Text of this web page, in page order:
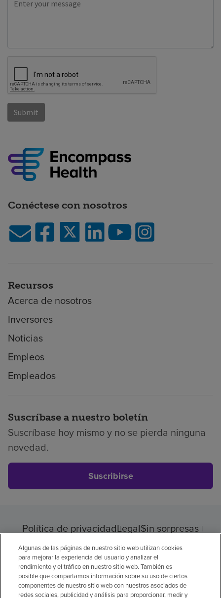
Conéctese con nosotros
Recursos
Acerca de nosotros
Inversores
Noticias
Empleos
Empleados
Suscríbase a nuestro boletín
Suscríbase hoy mismo y no se pierda ninguna
novedad.
Suscribirse
Política de privacidadLegalSin sorpresas
AccesibilidadSi no habla inglés
Aviso de no discriminación
Cumplimiento de los proveedores
Transparencia de precios
Algunas de las páginas de nuestro sitio web utilizan cookies
para mejorar la experiencia del usuario y analizar el
rendimiento y el tráfico en nuestro sitio web. También es
posible que compartamos información sobre su uso de ciertos
componentes de nuestro sitio web con nuestros asociados de
redes sociales, publicidad y análisis para proporcionar, medir y